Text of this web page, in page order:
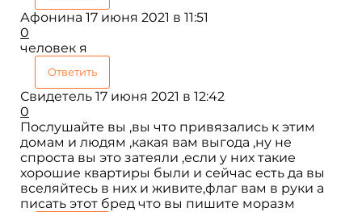
Афонина 17 июня 2021 в 11:51
0
человек я
Ответить
Свидетель 17 июня 2021 в 12:42
0
Послушайте вы ,вы что привязались к этим
домам и людям ,какая вам выгода ,ну не
спроста вы это затеяли ,если у них такие
хорошие квартиры были и сейчас есть да вы
вселяйтесь в них и живите,флаг вам в руки а
писать этот бред что вы пишите моразм